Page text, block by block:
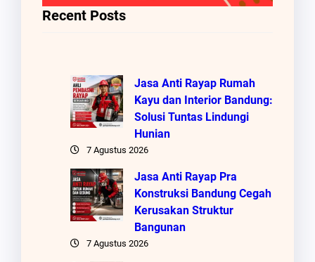
Recent Posts
Jasa Anti Rayap Rumah
Kayu dan Interior Bandung:
Solusi Tuntas Lindungi
Hunian
7 Agustus 2026
Jasa Anti Rayap Pra
Konstruksi Bandung Cegah
Kerusakan Struktur
Bangunan
7 Agustus 2026